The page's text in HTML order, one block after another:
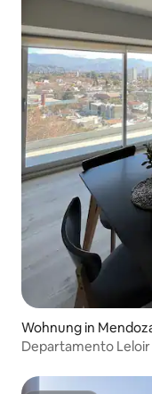
Wohnung in
Departamento Leloir